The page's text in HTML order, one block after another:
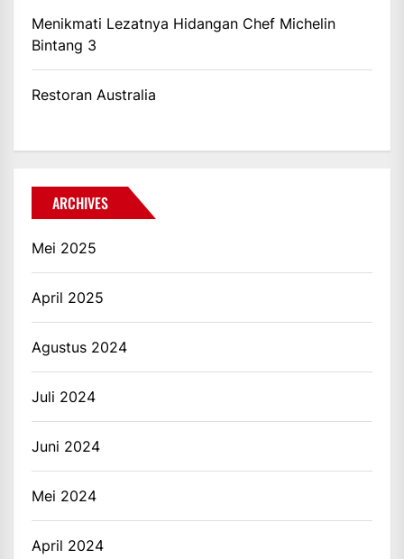
Menikmati Lezatnya Hidangan Chef Michelin
Bintang 3
Restoran Australia
ARCHIVES
Mei 2025
April 2025
Agustus 2024
Juli 2024
Juni 2024
Mei 2024
April 2024